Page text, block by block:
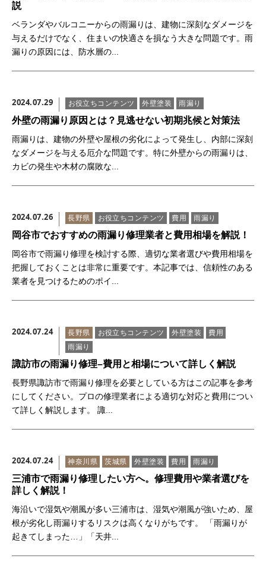
説
ベランダやバルコニーからの雨漏りは、建物に深刻なダメージを
与えるだけでなく、住まいの快適さを損なう大きな問題です。雨
漏りの原因には、防水層の...
2024.07.29 お役立ちコンテンツ 外壁塗装 雨漏り
外壁の雨漏り原因とは？見逃せない初期兆候と対策法
雨漏りは、建物の外壁や屋根の劣化によって発生し、内部に深刻
なダメージを与える厄介な問題です。特に外壁からの雨漏りは、
カビの発生や木材の腐敗な...
2024.07.26 長野県 お役立ちコンテンツ 費用 雨漏り
岡谷市でおすすめの雨漏り修理業者と費用相場を解説！
岡谷市で雨漏り修理を検討する際、適切な業者選びや費用相場を
把握しておくことは非常に重要です。本記事では、信頼性のある
業者を見つけるためのポイ...
2024.07.24 長野県 お役立ちコンテンツ 外壁塗装
費用
雨漏り
諏訪市の雨漏り修理–費用と相場について詳しく解説
長野県諏訪市で雨漏り修理を必要としている方はこの記事を参考
にしてください。プロの修理業者による適切な対応と費用につい
て詳しく解説します。 諏...
2024.07.24 神奈川県 茨城県 外壁塗装 費用 雨漏り
三浦市で雨漏り修理したい方へ。修理費用や業者選びを
詳しく解説！
海沿いで湿気や潮風が多い三浦市は、湿気や潮風が強いため、屋
根が劣化し雨漏りするリスクは高くなりがちです。 「雨漏りが
起きてしまった…」「天井...